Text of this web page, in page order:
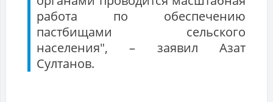
работа по обеспечению
пастбищами сельского
населения", – заявил Азат
Султанов.